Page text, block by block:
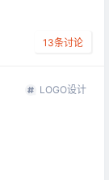
13条讨论
LOGO设计